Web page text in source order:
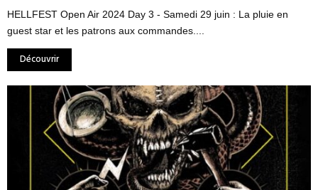
HELLFEST Open Air 2024 Day 3 - Samedi 29 juin : La pluie en
guest star et les patrons aux commandes....
Découvrir